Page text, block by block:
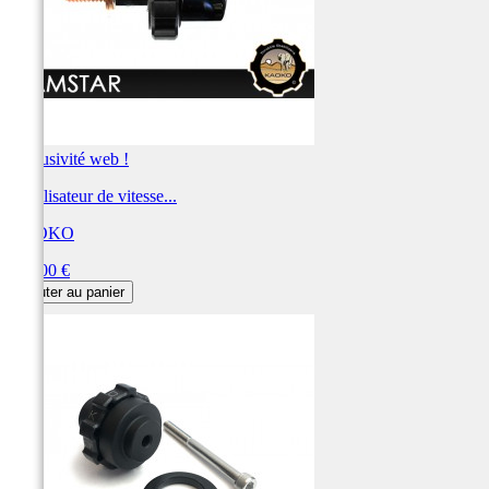
Exclusivité web !
Stabilisateur de vitesse...
KAOKO
145,00 €
Ajouter au panier